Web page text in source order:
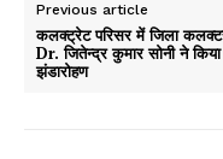
Previous article
कलक्ट्रेट परिसर में जिला
Dr. जितेन्द्र कुमार सोनी ने किया
झंडारोहण